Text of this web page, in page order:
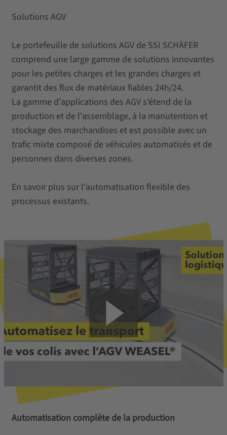
Solutions AGV
Le portefeuille de solutions AGV de SSI SCHÄFER
comprend une large gamme de solutions innovantes
pour les petites charges et les grandes charges et
garantit des flux de matériaux fiables 24h/24.
La gamme d'applications des AGV s'étend de la
production et de l'assemblage, à la manutention et
stockage des marchandises et est possible avec un
trafic mixte composé de véhicules automatisés et de
personnes dans diverses zones.
En savoir plus sur l'automatisation flexible des
processus existants.
Automatisation complète de la production